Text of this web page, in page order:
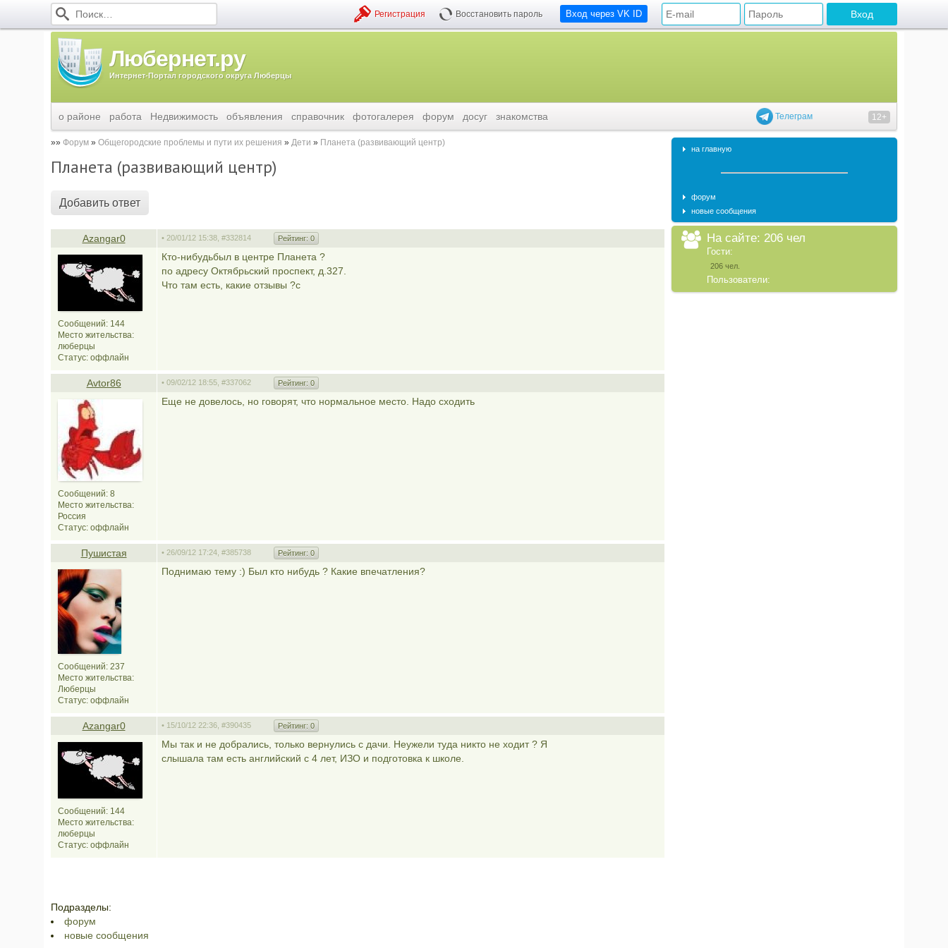
Вход через VK ID
Регистрация Восстановить пароль
Любернет.ру
Интернет-Портал городского округа Люберцы
Телеграм 12+
о районе работа Недвижимость объявления справочник фотогалерея форум досуг знакомства
Форум Общегородские проблемы и пути их решения Дети Планета (развивающий центр)
Планета (развивающий центр)
Добавить ответ
Azangar0 • 20/01/12 15:38, #332814 Рейтинг: 0
Сообщений: 144
Место жительства:
люберцы
Статус: оффлайн
Кто-нибудьбыл в центре Планета ?
по адресу Октябрьский проспект, д.327.
Что там есть, какие отзывы ?с
Avtor86 • 09/02/12 18:55, #337062 Рейтинг: 0
Сообщений: 8
Место жительства:
Россия
Статус: оффлайн
Еще не довелось, но говорят, что нормальное место. Надо сходить
Пушистая • 26/09/12 17:24, #385738 Рейтинг: 0
Сообщений: 237
Место жительства:
Люберцы
Статус: оффлайн
Поднимаю тему :) Был кто нибудь ? Какие впечатления?
Azangar0 • 15/10/12 22:36, #390435 Рейтинг: 0
Сообщений: 144
Место жительства:
люберцы
Статус: оффлайн
Мы так и не добрались, только вернулись с дачи. Неужели туда никто не ходит ? Я
слышала там есть английский с 4 лет, ИЗО и подготовка к школе.
Подразделы:
форум
новые сообщения
на главную
форум
новые сообщения
На сайте: 206 чел
Гости:
206 чел.
Пользователи: